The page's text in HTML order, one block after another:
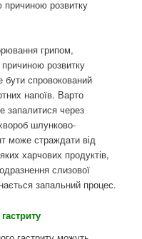
причиною розвитку
грипом,
розвитку
бути спровокований
напоїв. Варто
запалитися через
шлунково-
може страждати від
харчових продуктів,
слизової
запальний процес.